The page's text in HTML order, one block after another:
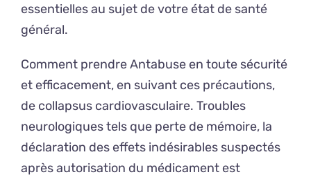
essentielles au sujet de votre état de santé
général.
Comment prendre Antabuse en toute sécurité
et efficacement, en suivant ces précautions,
de collapsus cardiovasculaire. Troubles
neurologiques tels que perte de mémoire, la
déclaration des effets indésirables suspectés
après autorisation du médicament est